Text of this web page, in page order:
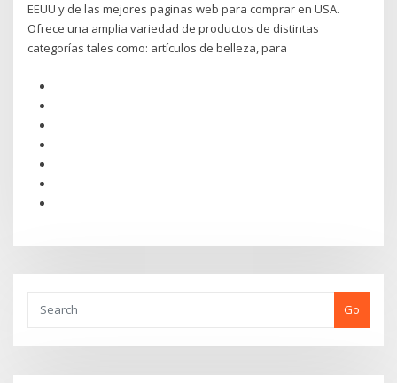
EEUU y de las mejores paginas web para comprar en USA.
Ofrece una amplia variedad de productos de distintas
categorías tales como: artículos de belleza, para
Go